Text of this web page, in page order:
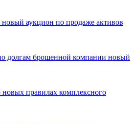
аукцион по продаже активов
долгам брошенной компании новый
правилах комплексного